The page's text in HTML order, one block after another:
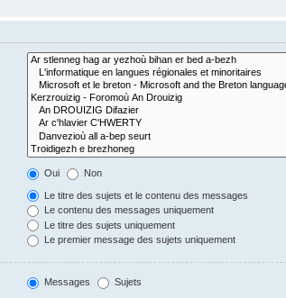
Oui Non
Le titre des sujets et le contenu des messages
Le contenu des messages uniquement
Le titre des sujets uniquement
Le premier message des sujets uniquement
Messages Sujets